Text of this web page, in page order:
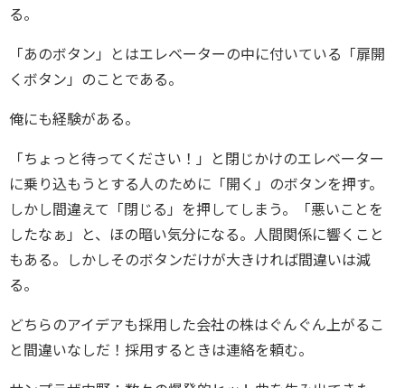
る。
「あのボタン」とはエレベーターの中に付いている「扉開
くボタン」のことである。
俺にも経験がある。
「ちょっと待ってください！」と閉じかけのエレベーター
に乗り込もうとする人のために「開く」のボタンを押す。
しかし間違えて「閉じる」を押してしまう。「悪いことを
したなぁ」と、ほの暗い気分になる。人間関係に響くこと
もある。しかしそのボタンだけが大きければ間違いは減
る。
どちらのアイデアも採用した会社の株はぐんぐん上がるこ
と間違いなしだ！採用するときは連絡を頼む。